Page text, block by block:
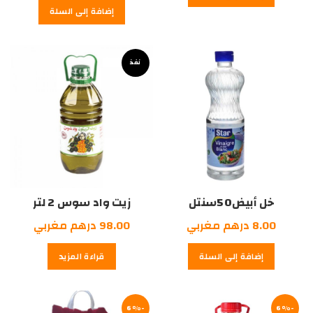
45.00
هو:إضافة إلى السلة
خل أبيض50سنتل
8.00 درهم مغربي
إضافة إلى السلة
نفذ
زيت واد سوس 2 لتر
98.00 درهم مغربي
قراءة المزيد
-6%
-6%